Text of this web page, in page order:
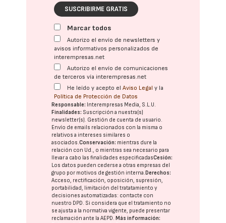
SUSCRIBIRME GRATIS
Marcar todos
Autorizo el envío de newsletters y
avisos informativos personalizados de
interempresas.net
Autorizo el envío de comunicaciones
de terceros vía interempresas.net
He leído y acepto elAviso Legal y la
Política de Protección de Datos
Responsable: Interempresas Media, S.L.U.
Finalidades: Suscripción a nuestra(s)
newsletter(s). Gestión de cuenta de usuario.
Envío de emails relacionados con la misma o
relativos a intereses similares o
asociados.Conservación: mientras dure la
relación con Ud., o mientras sea necesario para
llevar a cabo las finalidades especificadasCesión:
Los datos pueden cederse a otras empresas del
grupo por motivos de gestión interna.Derechos:
Acceso, rectificación, oposición, supresión,
portabilidad, limitación del tratatamiento y
decisiones automatizadas: contacte con
nuestro DPD. Si considera que el tratamiento no
se ajusta a la normativa vigente, puede presentar
reclamación ante laAEPD.Más información: